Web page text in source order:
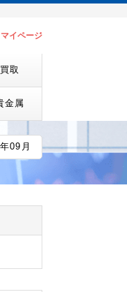
マイページ
取
金属
09月